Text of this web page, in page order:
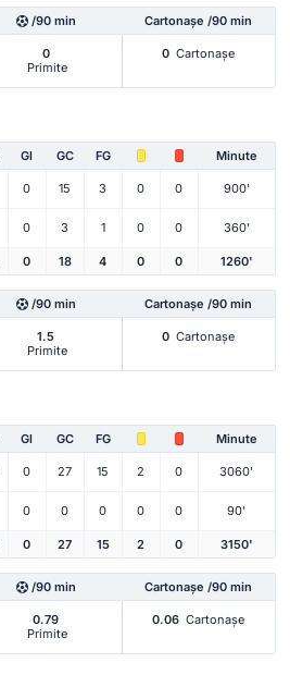
/90 min Cartonașe /90 min
0
Primite
0 Cartonașe
Gl GC FG Minute
0 15 3 0 0 900'
0 3 1 0 0 360'
0 18 4 0 0 1260'
/90 min Cartonașe /90 min
1.5
Primite
0 Cartonașe
Gl GC FG Minute
0 27 15 2 0 3060'
0 0 0 0 0 90'
0 27 15 2 0 3150'
/90 min Cartonașe /90 min
0.79
Primite
0.06 Cartonașe